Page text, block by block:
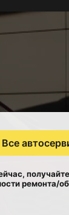
Все
ремонта/